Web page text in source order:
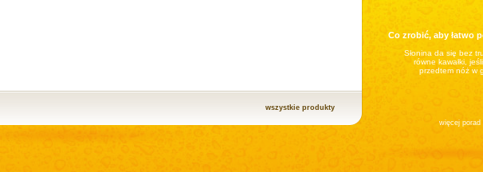
wszystkie produkty
Co zrobić, aby łatwo
Słonina da się bez
równe kawałki,
przedtem nóż w
więcej porad